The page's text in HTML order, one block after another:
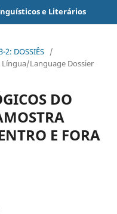
e Literários
2: DOSSIÊS /
Language Dossier
DO
E FORA